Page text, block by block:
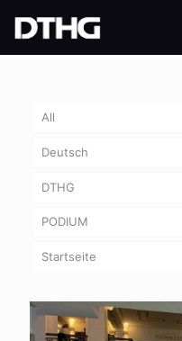
All
Deutsch
DTHG
PODIUM
Startseite